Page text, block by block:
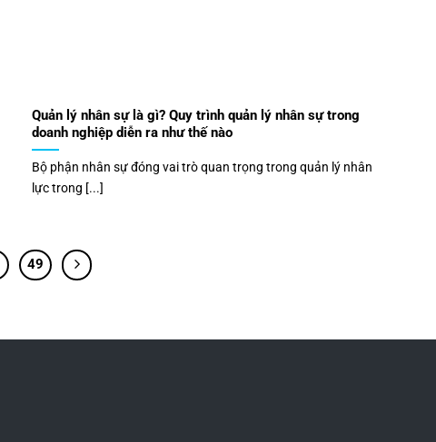
Quản lý nhân sự là gì? Quy trình quản lý nhân sự trong
doanh nghiệp diễn ra như thế nào
Bộ phận nhân sự đóng vai trò quan trọng trong quản lý nhân
lực trong [...]
49